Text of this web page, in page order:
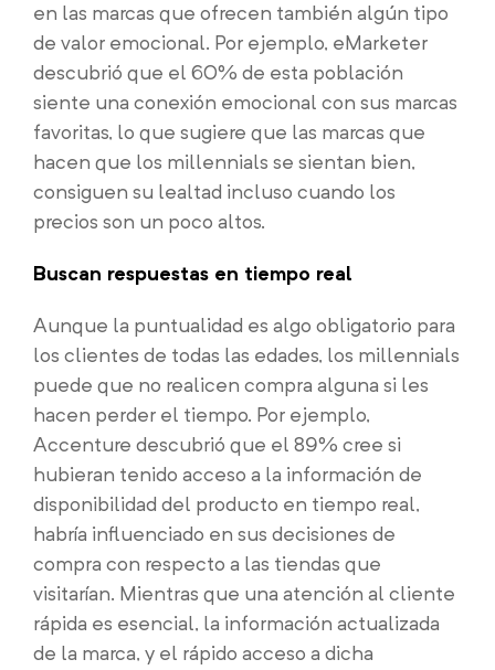
en las marcas que ofrecen también algún tipo
de valor emocional. Por ejemplo, eMarketer
descubrió que el 60% de esta población
siente una conexión emocional con sus marcas
favoritas, lo que sugiere que las marcas que
hacen que los millennials se sientan bien,
consiguen su lealtad incluso cuando los
precios son un poco altos.
Buscan respuestas en tiempo real
Aunque la puntualidad es algo obligatorio para
los clientes de todas las edades, los millennials
puede que no realicen compra alguna si les
hacen perder el tiempo. Por ejemplo,
Accenture descubrió que el 89% cree si
hubieran tenido acceso a la información de
disponibilidad del producto en tiempo real,
habría influenciado en sus decisiones de
compra con respecto a las tiendas que
visitarían. Mientras que una atención al cliente
rápida es esencial, la información actualizada
de la marca, y el rápido acceso a dicha